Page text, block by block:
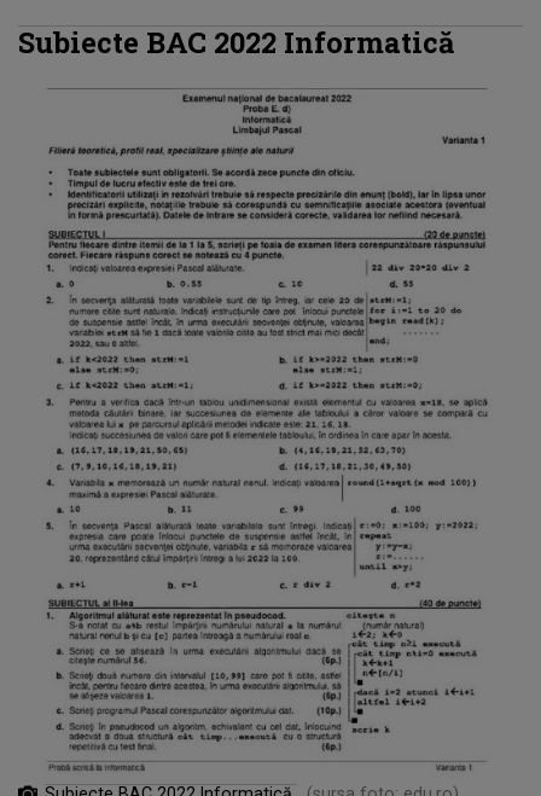
Subiecte BAC 2022 Informatică